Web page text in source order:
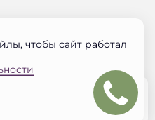
чтобы сайт работал